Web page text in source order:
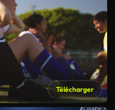
Télécharger